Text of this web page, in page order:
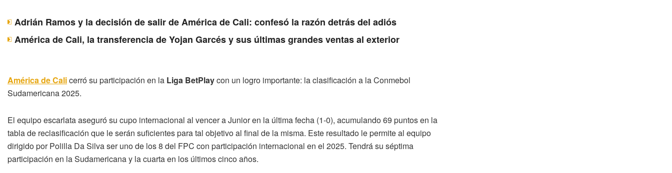
Adrián Ramos y la decisión de salir de América de Cali: confesó la razón detrás del adiós
América de Cali, la transferencia de Yojan Garcés y sus últimas grandes ventas al exterior
América de Calicerró su participación en la Liga BetPlaycon un logro importante: la clasificación a la Conmebol
Sudamericana 2025.
El equipo escarlata aseguró su cupo internacional al vencer a Junior en la última fecha (1-0), acumulando 69 puntos en la
tabla de reclasificación que le serán suficientes para tal objetivo al final de la misma. Este resultado le permite al equipo
dirigido por Polilla Da Silva ser uno de los 8 del FPC con participación internacional en el 2025. Tendrá su séptima
participación en la Sudamericana y la cuarta en los últimos cinco años.